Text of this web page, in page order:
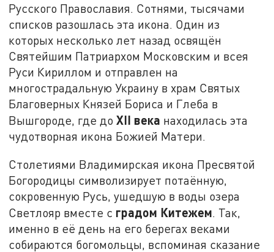
Русского Православия. Сотнями, тысячами
списков разошлась эта икона. Один из
которых несколько лет назад освящён
Святейшим Патриархом Московским и всея
Руси Кириллом и отправлен на
многострадальную Украину в храм Святых
Благоверных Князей Бориса и Глеба в
Вышгороде, где доXII века находилась эта
чудотворная икона Божией Матери.
Столетиями Владимирская икона Пресвятой
Богородицы символизирует потаённую,
сокровенную Русь, ушедшую в воды озера
Светлояр вместе с градом Китежем . Так,
именно в её день на его берегах веками
собираются богомольцы, вспоминая сказание